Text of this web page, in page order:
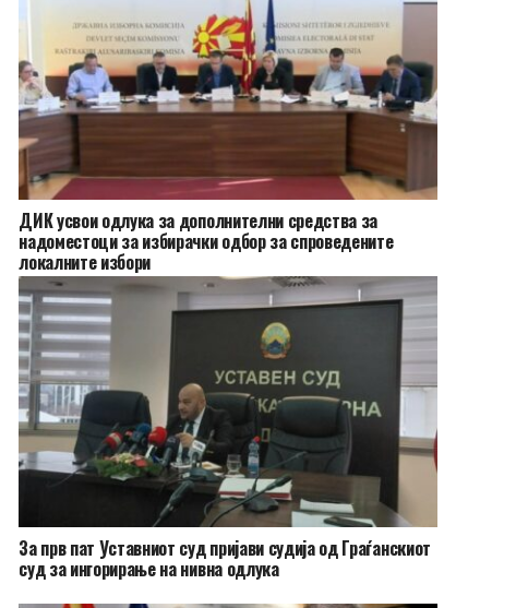
ДИК усвои одлука за дополнителни средства за
надоместоци за избирачки одбор за спроведените
локалните избори
За прв пат Уставниот суд пријави судија од Граѓанскиот
суд за ингорирање на нивна одлука